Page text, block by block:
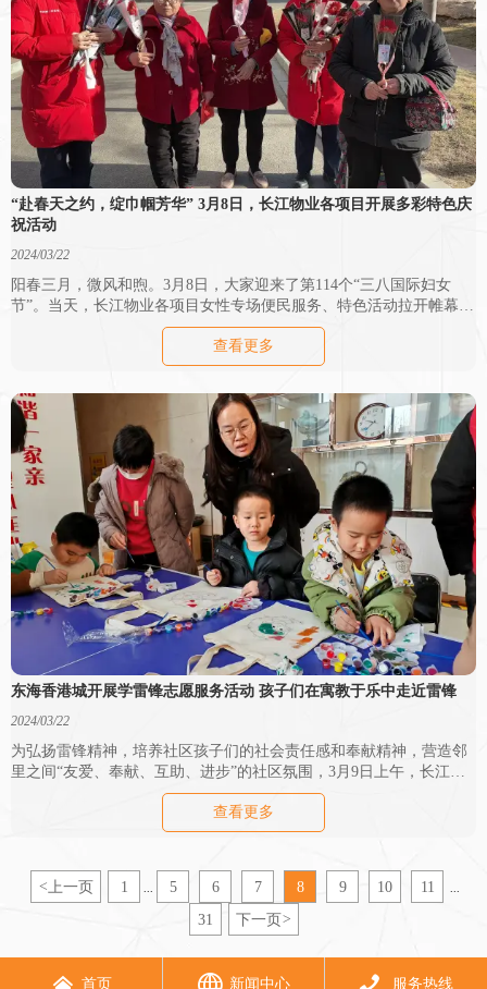
“赴春天之约，绽巾帼芳华” 3月8日，长江物业各项目开展多彩特色庆
祝活动
2024/03/22
阳春三月，微风和煦。3月8日，大家迎来了第114个“三八国际妇女
节”。当天，长江物业各项目女性专场便民服务、特色活动拉开帷幕，
为美好生活助力，让女性的获得感更强。
查看更多
东海香港城开展学雷锋志愿服务活动 孩子们在寓教于乐中走近雷锋
2024/03/22
为弘扬雷锋精神，培养社区孩子们的社会责任感和奉献精神，营造邻
里之间“友爱、奉献、互助、进步”的社区氛围，3月9日上午，长江物
业香港城和泰和社区联合开展“传承雷锋精神，弘扬志愿新风”志愿服
务活动。以青春之名赓续红色血脉，让雷锋精神永远熠熠光辉。
查看更多
< 上一页 1 5 6 7 8 9 10 11
31 下一页>
首页 新闻中心 服务热线